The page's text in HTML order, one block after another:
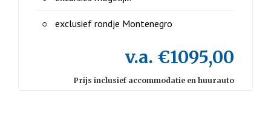
exclusief rondje Montenegro
v.a. €1095,00
Prijs inclusief accommodatie en huurauto